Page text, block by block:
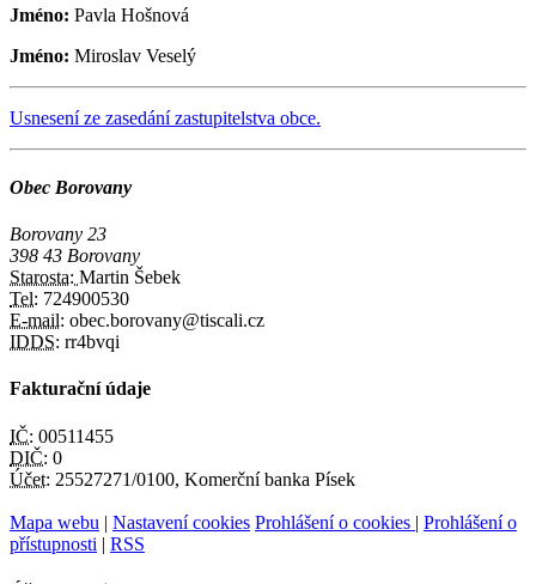
Jméno: Pavla Hošnová
Jméno: Miroslav Veselý
Usnesení ze zasedání zastupitelstva obce.
Obec Borovany
Borovany 23
398 43 Borovany
Starosta: Martin Šebek
Tel: 724900530
E-mail: obec.borovany@tiscali.cz
IDDS: rr4bvqi
Fakturační údaje
IČ: 00511455
DIČ: 0
Účet: 25527271/0100, Komerční banka Písek
Mapa webu | Nastavení cookies Prohlášení o cookies | Prohlášení o
přístupnosti | RSS